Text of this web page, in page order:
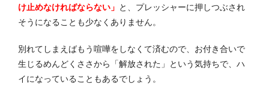
け止めなければならない」 と、プレッシャーに押しつぶされ
そうになることも少なくありません。
別れてしまえばもう喧嘩をしなくて済むので、お付き合いで
生じるめんどくささから「解放された」という気持ちで、ハ
イになっていることもあるでしょう。